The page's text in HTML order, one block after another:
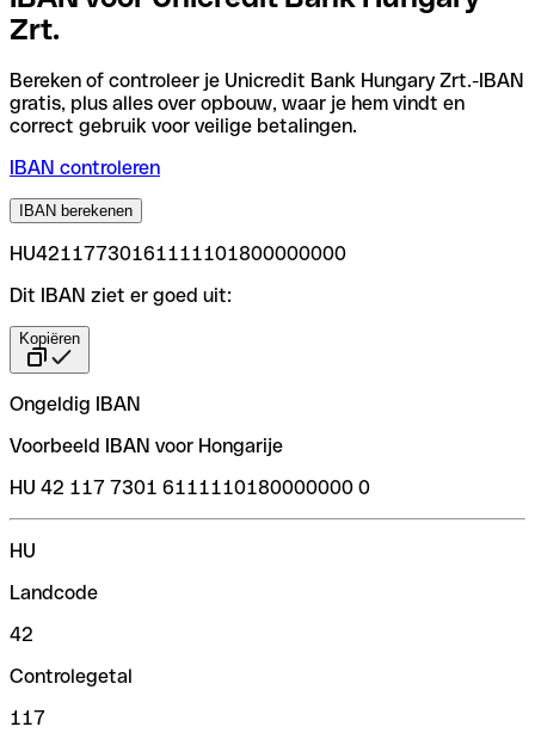
Zrt.
Bereken of controleer je Unicredit Bank Hungary Zrt.-IBAN
gratis, plus alles over opbouw, waar je hem vindt en
correct gebruik voor veilige betalingen.
IBAN controleren
IBAN berekenen
HU42117730161111101800000000
Dit IBAN ziet er goed uit:
Kopiëren
Ongeldig IBAN
Voorbeeld IBAN voor Hongarije
HU 42 117 7301 6111110180000000 0
HU
Landcode
42
Controlegetal
117